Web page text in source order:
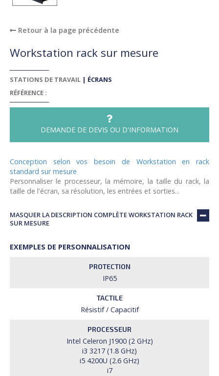
Retour à la page précédente
Workstation rack sur mesure
STATIONS DE TRAVAIL | ÉCRANS
RÉFÉRENCE :
DEMANDE DE DEVIS OU D'INFORMATION
Conception selon vos besoin de Workstation en rack
standard sur mesure
Personnaliser le processeur, la mémoire, la taille du rack, la
taille de l'écran, sa résolution, les entrées et sorties...
MASQUER LA DESCRIPTION COMPLÈTE WORKSTATION RACK
SUR MESURE
EXEMPLES DE PERSONNALISATION
PROTECTION
IP65
TACTILE
Résistif / Capacitif
PROCESSEUR
Intel Celeron J1900 (2 GHz)
i3 3217 (1.8 GHz)
i5 4200U (2.6 GHz)
i7